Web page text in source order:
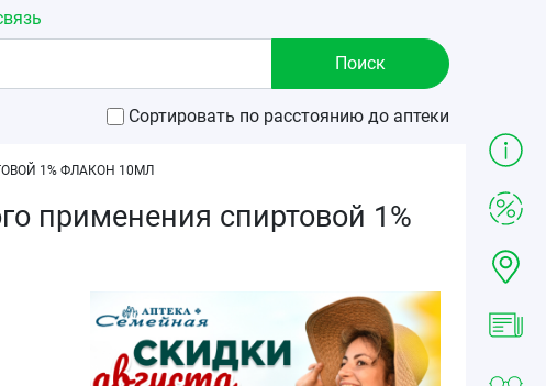
Сортировать по расстоянию до аптеки
1% ФЛАКОН 10МЛ
применения спиртовой 1%